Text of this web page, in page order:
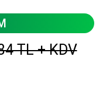
TL + KDV